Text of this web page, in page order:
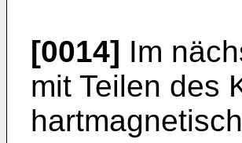
[0014] Im
mit Teilen des